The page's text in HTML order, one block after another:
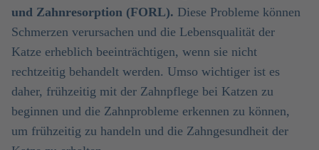
und Zahnresorption (FORL). Diese Probleme können
Schmerzen verursachen und die Lebensqualität der
Katze erheblich beeinträchtigen, wenn sie nicht
rechtzeitig behandelt werden. Umso wichtiger ist es
daher, frühzeitig mit der Zahnpflege bei Katzen zu
beginnen und die Zahnprobleme erkennen zu können,
um frühzeitig zu handeln und die Zahngesundheit der